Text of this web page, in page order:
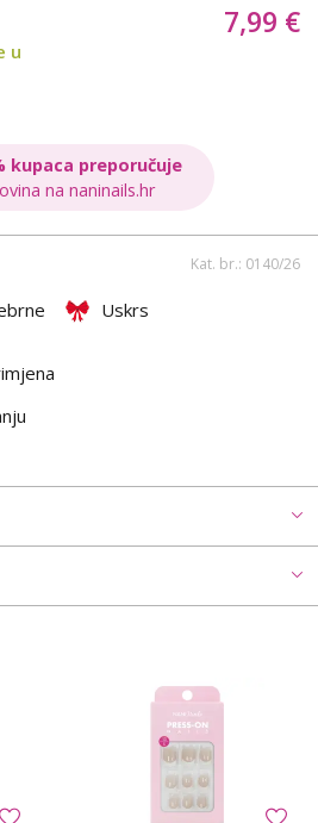
u
7,99 €
kupaca preporučuje
na naninails.hr
Kat. br.: 0140/26
Uskrs